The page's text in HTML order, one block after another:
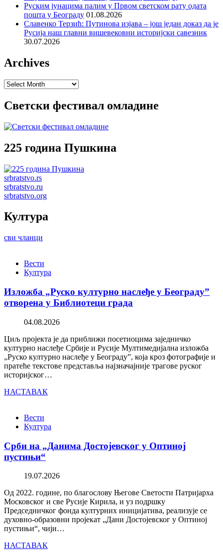
Руским јунацима палим у Првом светском рату одата
пошта у Београду 01.08.2026
Славенко Терзић: Путинова изјава – још један доказ да је
Русија наш главни вишевековни историјски савезник
30.07.2026
Archives
Archives
Светски фестивал омладине
225 година Пушкина
srbratstvo.rs
srbratstvo.ru
srbratstvo.org
Култура
сви чланци
Вести
Култура
Изложба „Руско културно наслеђе у Београду”
отворена у Библиотеци града
04.08.2026
Циљ пројекта је да приближи посетиоцима заједничко
културно наслеђе Србије и Русије Мултимедијална изложба
„Руско културно наслеђе у Београду”, која кроз фотографије и
пратеће текстове представља најзначајније трагове руског
историјског…
НАСТАВАК
Вести
Култура
Срби на „Данима Достојевског у Оптиној
пустињи“
19.07.2026
Од 2022. године, по благослову Његове Светости Патријарха
Московског и све Русије Кирила, и уз подршку
Председничког фонда културних иницијатива, реализује се
духовно-образовни пројекат „Дани Достојевског у Оптиној
пустињи“, чији…
НАСТАВАК